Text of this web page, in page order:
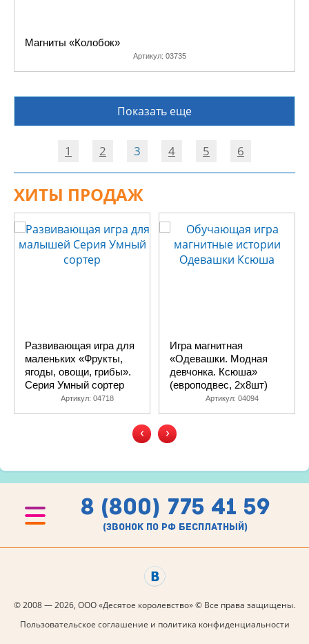
Магниты «Колобок»
Артикул: 03735
Показать еще
1 2 3 4 5 6
ХИТЫ ПРОДАЖ
Развивающая игра для
маленьких «Фрукты,
ягоды, овощи, грибы».
Серия Умный сортер
Артикул: 04718
Игра магнитная
«Одевашки. Модная
девчонка. Ксюша»
(европодвес, 2х8шт)
Артикул: 04094
‹ ›
8 (800) 775 41 59
(звонок по рф бесплатный)
© 2008 — 2026, ООО «Десятое королевство» © Все права защищены.
Пользовательское соглашение и политика конфиденциальности